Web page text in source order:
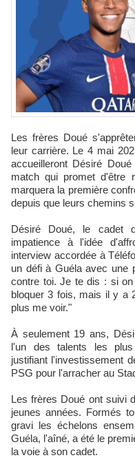
Les frères Doué s'apprêtent à vivre un moment unique dans
leur carrière. Le 4 mai
accueilleront Désiré
match qui promet d'être
marquera la première
depuis que leurs chemins
Désiré Doué, le cadet
impatience à l'idée
interview accordée à
un défi à Guéla avec une
contre toi. Je te dis : si
bloquer 3 fois, mais il y a
plus me voir."
À seulement 19 ans,
l'un des talents les plus
justifiant l'investissement
PSG pour l'arracher au
Les frères Doué ont suivi
jeunes années. Formés
gravi les échelons
Guéla, l'aîné, a été le
la voie à son cadet.